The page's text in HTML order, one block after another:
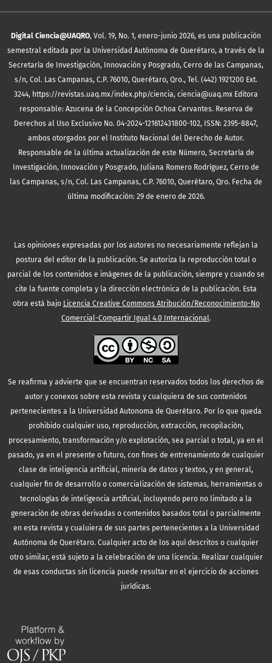
Digital Ciencia@UAQRO, Vol. 19, No. 1, enero-junio 2026, es una publicación
semestral editada por la Universidad Autónoma de Querétaro, a través de la
Secretaría de Investigación, Innovación y Posgrado, Cerro de las Campanas,
s/n, Col. Las Campanas, C.P. 76010, Querétaro, Qro., Tel. (442) 1921200 Ext.
3244, https://revistas.uaq.mx/index.php/ciencia, ciencia@uaq.mx Editora
responsable: Azucena de la Concepción Ochoa Cervantes. Reserva de
Derechos al Uso Exclusivo No. 04-2024-121612431800-102, ISSN: 2395-8847,
ambos otorgados por el Instituto Nacional del Derecho de Autor.
Responsable de la última actualización de este Número, Secretaría de
Investigación, Innovación y Posgrado, Juliana Romero Rodríguez, Cerro de
las Campanas, s/n, Col. Las Campanas, C.P. 76010, Querétaro, Qro. Fecha de
última modificación: 29 de enero de 2026.
Las opiniones expresadas por los autores no necesariamente reflejan la
postura del editor de la publicación. Se autoriza la reproducción total o
parcial de los contenidos e imágenes de la publicación, siempre y cuando se
cite la fuente completa y la dirección electrónica de la publicación. Esta
obra está bajo Licencia Creative Commons Atribución/Reconocimiento-No
Comercial-Compartir Igual 4.0 Internacional.
Se reafirma y advierte que se encuentran reservados todos los derechos de
autor y conexos sobre esta revista y cualquiera de sus contenidos
pertenecientes a la Universidad Autonoma de Querétaro. Por lo que queda
prohibido cualquier uso, reproducción, extracción, recopilación,
procesamiento, transformación y/o explotación, sea parcial o total, ya en el
pasado, ya en el presente o futuro, con fines de entrenamiento de cualquier
clase de inteligencia artificial, minería de datos y textos, y en general,
cualquier fin de desarrollo o comercialización de sistemas, herramientas o
tecnologías de inteligencia artificial, incluyendo pero no limitado a la
generación de obras derivadas o contenidos basados total o parcialmente
en esta revista y cualuiera de sus partes pertenecientes a la Universidad
Autónoma de Querétaro. Cualquier acto de los aquí descritos o cualquier
otro similar, está sujeto a la celebración de una licencia. Realizar cualquier
de esas conductas sin licencia puede resultar en el ejercicio de acciones
jurídicas.